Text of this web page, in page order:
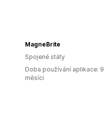
MagneBrite
Spojené státy
Doba používání aplikace: 9
měsíci